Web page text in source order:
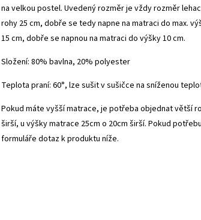
na velkou postel. Uvedený rozměr je vždy rozměr
rohy 25 cm, dobře se tedy napne na matraci do max.
15 cm, dobře se napnou na matraci do výšky 10 cm.
Složení: 80% bavlna, 20% polyester
Teplota praní: 60°, lze sušit v sušičce na sníženou
Pokud máte vyšší matrace, je potřeba objednat větší
širší, u výšky matrace 25cm o 20cm širší. Pokud
formuláře dotaz k produktu níže.